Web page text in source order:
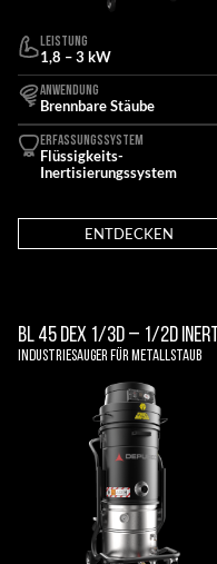
LEISTUNG
1,8 – 3 kW
ANWENDUNG
Brennbare Stäube
ERFASSUNGSSYSTEM
Flüssigkeits-
Inertisierungssystem
ENTDECKEN
BL 45 DEX 1/3D – 1/2D INERT
Industriesauger für Metallstaub